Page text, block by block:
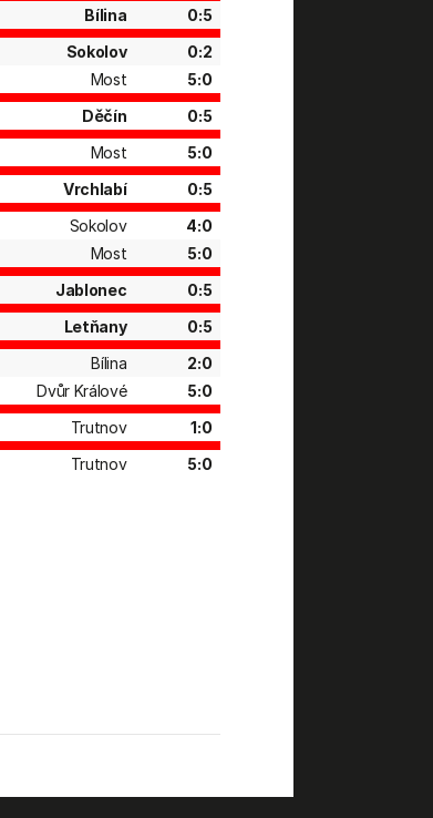
Bílina
0:5
Sokolov
0:2
Most
5:0
Děčín
0:5
Most
5:0
Vrchlabí
0:5
Sokolov
4:0
Most
5:0
Jablonec
0:5
Letňany
0:5
Bílina
2:0
Dvůr Králové
5:0
Trutnov
1:0
Trutnov 5:0